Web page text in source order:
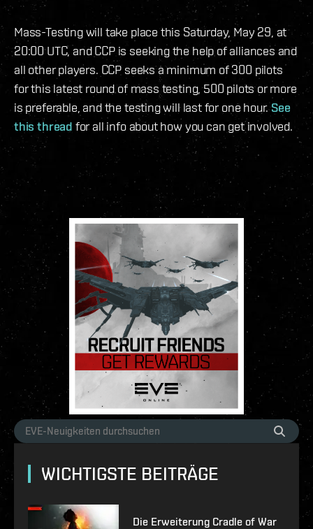
Mass-Testing will take place this Saturday, May 29, at
20:00 UTC, and CCP is seeking the help of alliances and
all other players. CCP seeks a minimum of 300 pilots
for this latest round of mass testing, 500 pilots or more
is preferable, and the testing will last for one hour.See
this thread for all info about how you can get involved.
WICHTIGSTE BEITRÄGE
Die Erweiterung Cradle of War